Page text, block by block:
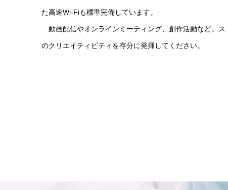
た高速Wi-Fiも標準完備しています。
動画配信やオンラインミーティング、創作活動など。ス
のクリエイティビティを存分に発揮してください。